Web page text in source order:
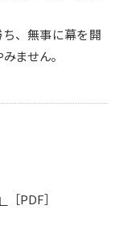
、無事に幕を開
ません。